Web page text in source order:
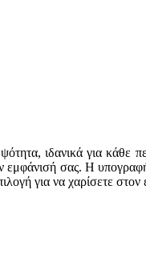
ιδανικά για
σας. Η
για να χαρίσετε